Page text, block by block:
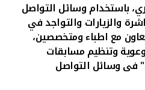
باستخدام وسائل التواصل
والزيارات والتواجد في
مع اطباء ومتخصصين،
وتنظيم مسابقات
فى وسائل التواصل